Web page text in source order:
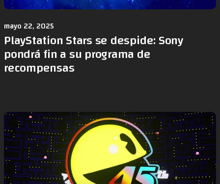
mayo 22, 2025
PlayStation Stars se despide: Sony
pondrá fin a su programa de
recompensas